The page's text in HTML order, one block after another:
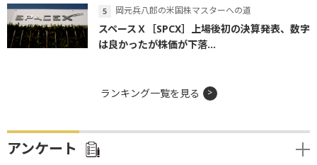
岡元兵八郎の米国株マスターへの道
スペースＸ［SPCX］上場後初の決算発表、数字
は良かったが株価が下落...
ランキング一覧を見る
アンケート